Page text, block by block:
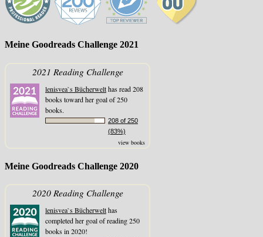
Meine Goodreads Challenge 2021
2021 Reading Challenge
lenisvea`s Bücherwelthas read 208
books toward her goal of 250
books.
208 of 250
(83%)
view books
Meine Goodreads Challenge 2020
2020 Reading Challenge
lenisvea`s Bücherwelthas
completed her goal of reading 250
books in 2020!